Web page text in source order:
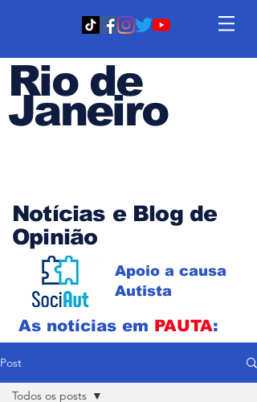
Rio de
Janeiro
Notícias e Blog de
Opinião
Apoio a causa
Autista
As notícias em PAUTA:
Post
Todos os posts